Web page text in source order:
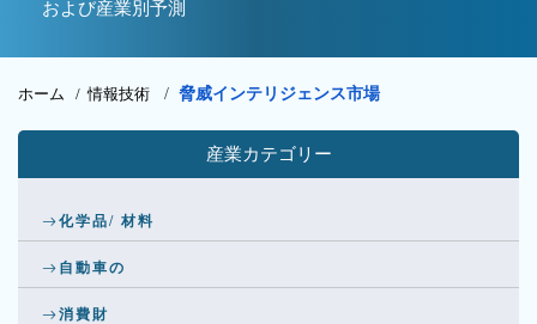
および産業別予測
ホーム /情報技術 / 脅威インテリジェンス市場
産業カテゴリー
化学品/ 材料
自動車の
消費財